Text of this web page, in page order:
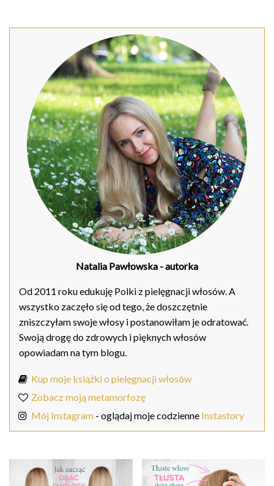
Natalia Pawłowska - autorka
Od 2011 roku edukuję Polki z pielęgnacji włosów. A
wszystko zaczęło się od tego, że doszczętnie
zniszczyłam swoje włosy i postanowiłam je odratować.
Swoją drogę do zdrowych i pięknych włosów
opowiadam na tym blogu.
Kup moje książki o pielęgnacji włosów
Zobacz moją metamorfozę
Mój Instagram - oglądaj moje codzienne Instastory